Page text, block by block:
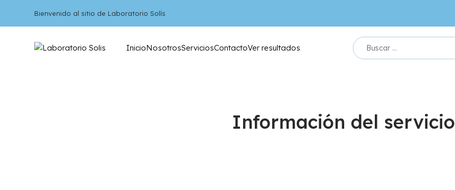
Bienvenido al sitio de Laboratorio Solís
InicioNosotrosServiciosContactoVer resultados
Información del servicio